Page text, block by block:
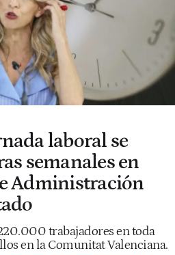
laboral se
semanales en
Administración
trabajadores en toda
en la Comunitat Valenciana.